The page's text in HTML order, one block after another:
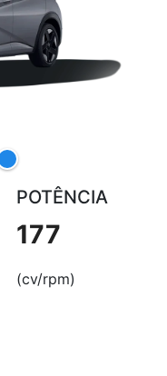
POTÊNCIA
177
(cv/rpm)